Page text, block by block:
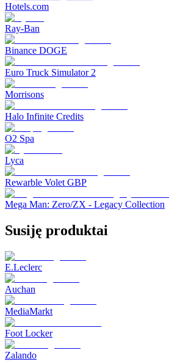
Hotels.com
Ray-Ban
Binance DOGE
Euro Truck Simulator 2
Morrisons
Halo Infinite Credits
O2 Spa
Lyca
Rewarble Volet GBP
Mega Man: Zero/ZX - Legacy Collection
Susiję produktai
E.Leclerc
Auchan
MediaMarkt
Foot Locker
Zalando